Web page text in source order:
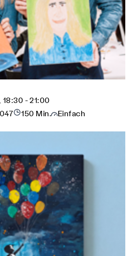
- 21:00
150 Min.
Einfach